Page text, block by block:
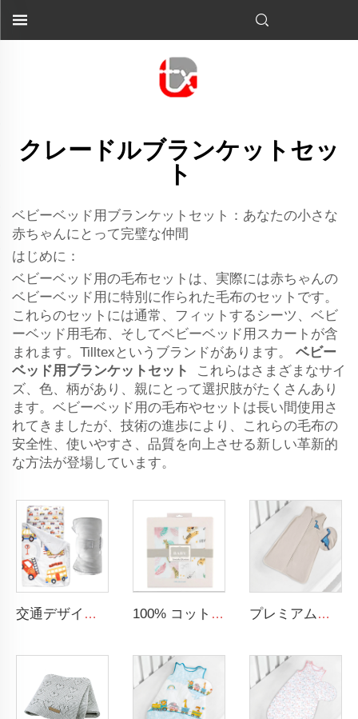
クレードルブランケットセッ
ト
ベビーベッド用ブランケットセット：あなたの小さな
赤ちゃんにとって完璧な仲間
はじめに：
ベビーベッド用の毛布セットは、実際には赤ちゃんの
ベビーベッド用に特別に作られた毛布のセットです。
これらのセットには通常、フィットするシーツ、ベビ
ーベッド用毛布、そしてベビーベッド用スカートが含
まれます。Tilltexというブランドがあります。 ベビー
ベッド用ブランケットセット
これらはさまざまなサイ
ズ、色、柄があり、親にとって選択肢がたくさんあり
ます。ベビーベッド用の毛布やセットは長い間使用さ
れてきましたが、技術の進歩により、これらの毛布の
安全性、使いやすさ、品質を向上させる新しい革新的
な方法が登場しています。
交通デザイン 大型ロール式昼寝マット 幼児用昼寝マット 取り外し可能な枕とブランケット付き 100% コットン セキュリティブランケット 柔らかく通気性のある赤ちゃん用マスリンスワドルブランケット プレミアム極細フリース赤ちゃん寝袋、逆ジッパー付き袖なし着る毛布（赤ちゃん用寝具）